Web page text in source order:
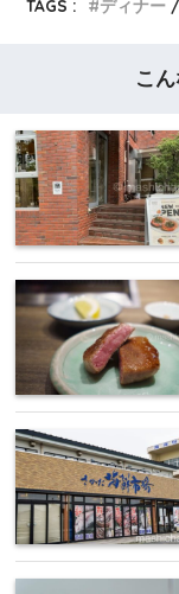
TAGS :
ディナー
こ